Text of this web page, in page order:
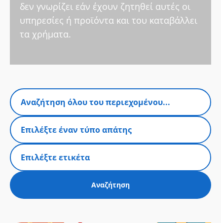
δεν γνωρίζει εάν έχουν ζητηθεί αυτές οι
υπηρεσίες ή προϊόντα και του καταβάλλει
τα χρήματα.